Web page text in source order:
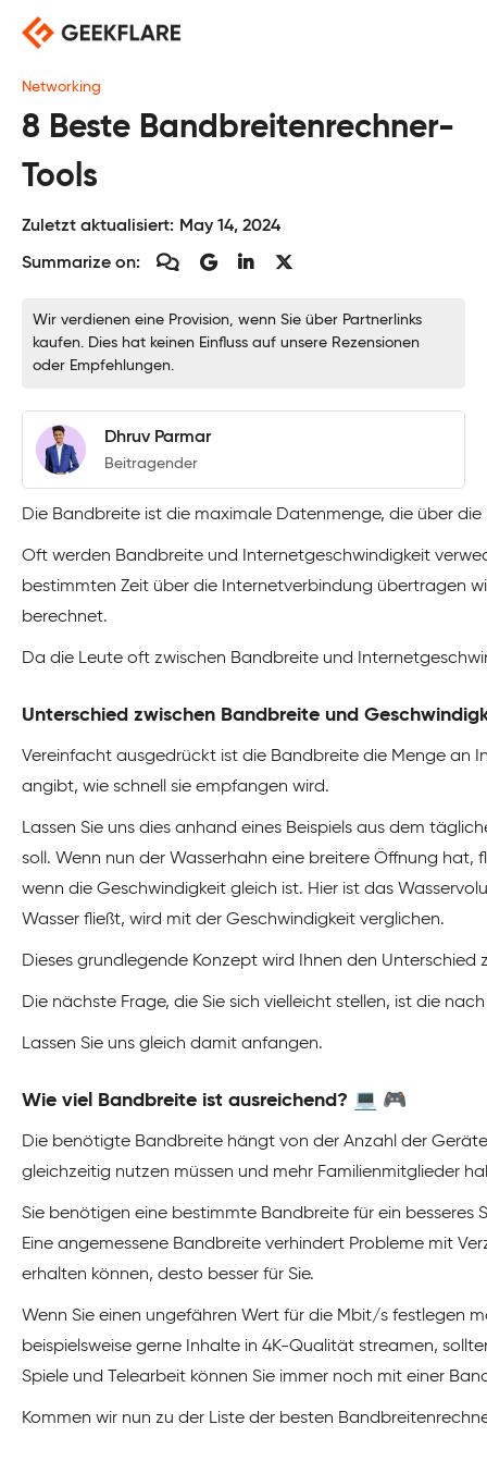
Skip
content
Networking
8 Beste Bandbreitenrechner-
Tools
Zuletzt aktualisiert: May 14, 2024
Summarize on:
Wir verdienen eine Provision, wenn Sie über Partnerlinks
kaufen. Dies hat keinen Einfluss auf unsere Rezensionen
oder Empfehlungen.
Dhruv Parmar
Beitragender
Die Bandbreite ist die maximale Datenmenge, die über
Oft werden Bandbreite und Internetgeschwindigkeit
bestimmten Zeit über die Internetverbindung übertragen
berechnet.
Da die Leute oft zwischen Bandbreite und
Unterschied zwischen Bandbreite und
Vereinfacht ausgedrückt ist die Bandbreite die Menge an
angibt, wie schnell sie empfangen wird.
Lassen Sie uns dies anhand eines Beispiels aus dem
soll. Wenn nun der Wasserhahn eine breitere Öffnung hat,
wenn die Geschwindigkeit gleich ist. Hier ist das
Wasser fließt, wird mit der Geschwindigkeit verglichen.
Dieses grundlegende Konzept wird Ihnen den
Die nächste Frage, die Sie sich vielleicht stellen, ist die
Lassen Sie uns gleich damit anfangen.
Wie viel Bandbreite ist ausreichend? 💻 🎮
Die benötigte Bandbreite hängt von der Anzahl der
gleichzeitig nutzen müssen und mehr Familienmitglieder
Sie benötigen eine bestimmte Bandbreite für ein
Eine angemessene Bandbreite verhindert Probleme mit
erhalten können, desto besser für Sie.
Wenn Sie einen ungefähren Wert für die Mbit/s festlegen
beispielsweise gerne Inhalte in 4K-Qualität streamen,
Spiele und Telearbeit können Sie immer noch mit einer
Kommen wir nun zu der Liste der besten